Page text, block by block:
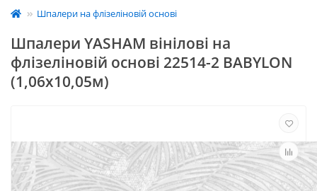
Шпалери на флізеліновій основі
Шпалери YASHAM вінілові на
флізеліновій основі 22514-2 BABYLON
(1,06х10,05м)